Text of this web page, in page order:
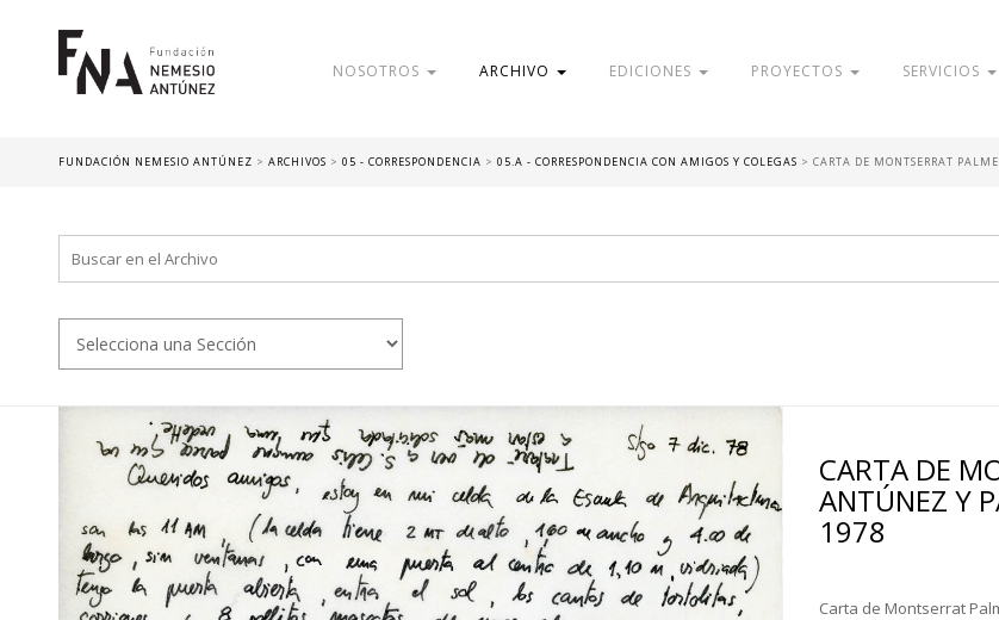
NOSOTROS ARCHIVO EDICIONES PROYECTOS SERVICIOS
FUNDACIÓN NEMESIO ANTÚNEZ > ARCHIVOS > 05 - CORRESPONDENCIA > 05.A - CORRESPONDENCIA CON AMIGOS Y COLEGAS > CARTA DE MONTSERRAT
CARTA DE
ANTÚNEZ Y
1978
Carta de Montserrat